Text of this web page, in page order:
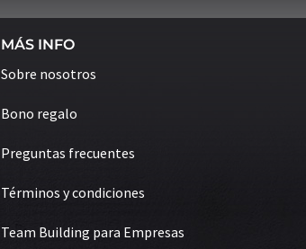
MÁS INFO
Sobre nosotros
Bono regalo
Preguntas frecuentes
Términos y condiciones
Team Building para Empresas